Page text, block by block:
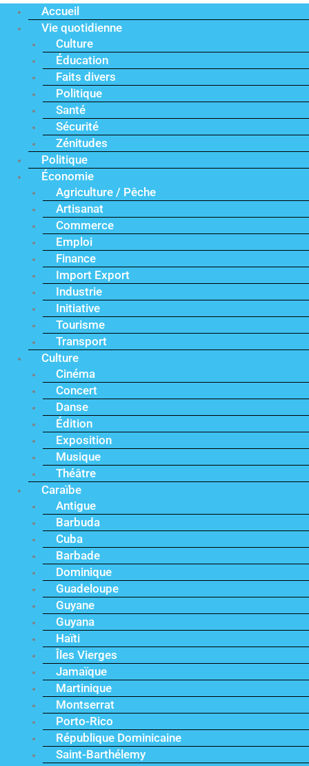
Accueil
Vie quotidienne
Culture
Éducation
Faits divers
Politique
Santé
Sécurité
Zénitudes
Politique
Économie
Agriculture / Pêche
Artisanat
Commerce
Emploi
Finance
Import Export
Industrie
Initiative
Tourisme
Transport
Culture
Cinéma
Concert
Danse
Édition
Exposition
Musique
Théâtre
Caraïbe
Antigue
Barbuda
Cuba
Barbade
Dominique
Guadeloupe
Guyane
Guyana
Haïti
Îles Vierges
Jamaïque
Martinique
Montserrat
Porto-Rico
République Dominicaine
Saint-Barthélemy